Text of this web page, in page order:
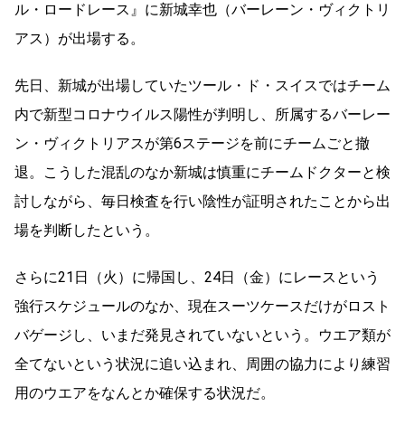
ル・ロードレース』に新城幸也（バーレーン・ヴィクトリ
アス）が出場する。
先日、新城が出場していたツール・ド・スイスではチーム
内で新型コロナウイルス陽性が判明し、 所属するバーレー
ン・ヴィクトリアスが第6ステージを前にチームごと撤
退。こうした混乱のなか新城は慎重にチームドクターと検
討しながら、毎日検査を行い陰性が証明されたことから出
場を判断したという。
さらに21日（火）に帰国し、24日（金）にレースという
強行スケジュールのなか、現在スーツケースだけがロスト
バゲージし、いまだ発見されていないという。ウエア類が
全てないという状況に追い込まれ、周囲の協力により練習
用のウエアをなんとか確保する状況だ。